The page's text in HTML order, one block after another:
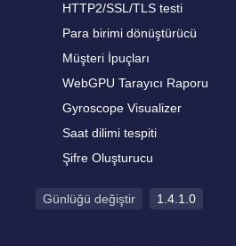
HTTP2/SSL/TLS testi
Para birimi dönüştürücü
Müşteri İpuçları
WebGPU Tarayıcı Raporu
Gyroscope Visualizer
Saat dilimi tespiti
Şifre Oluşturucu
Günlüğü değiştir 1.4.1.0